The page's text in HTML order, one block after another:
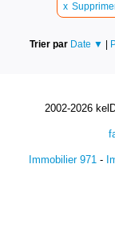
x
Trier par Date ▼ |
2002-2026
Immobilier 971 -